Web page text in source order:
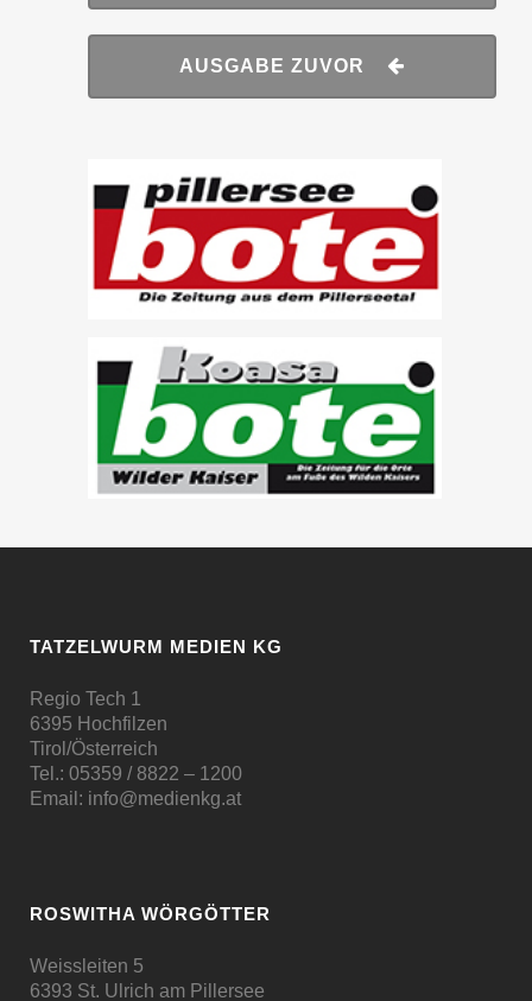
AUSGABE ZUVOR
TATZELWURM MEDIEN KG
Regio Tech 1
6395 Hochfilzen
Tirol/Österreich
Tel.: 05359 / 8822 – 1200
Email: info@medienkg.at
ROSWITHA WÖRGÖTTER
Weissleiten 5
6393 St. Ulrich am Pillersee